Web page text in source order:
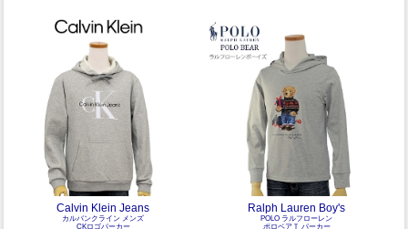
Calvin Klein Jeans
カルバンクライン メンズ
CKロゴパーカー
Ralph Lauren Boy's
POLO ラルフローレン
ポロベアＴ パーカー